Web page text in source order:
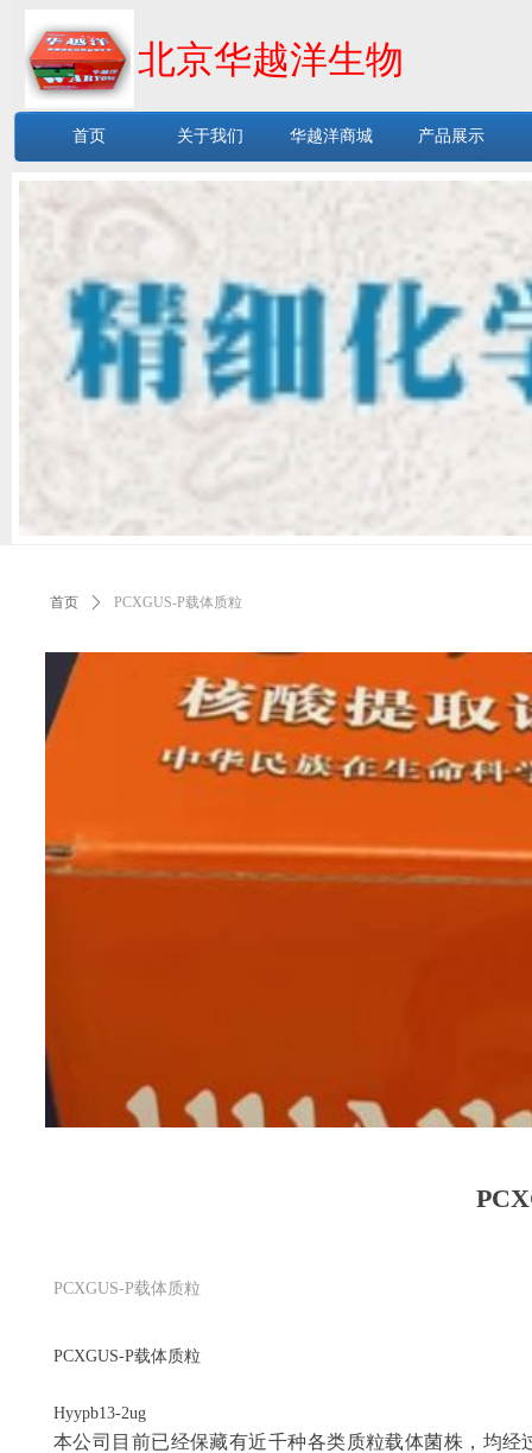
北京华越洋生物
首页 关于我们 华越洋商城 产品展示
首页 ꄲ PCXGUS-P载体质粒
PCXGUS-P载体质粒
PCXGUS-P载体质粒
Hyypb13-2ug
本公司目前已经保藏有近千种各类质粒载体菌株，均